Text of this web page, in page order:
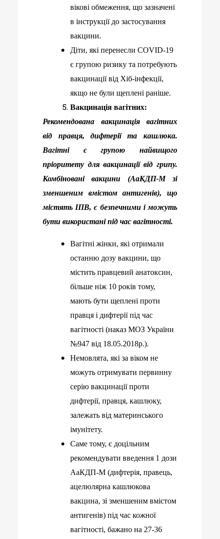
вікові обмеження, що зазначені
в інструкції до застосування
вакцини.
Діти, які перенеслиCOVID-19
є групою ризику та потребують
вакцинації від Хіб-інфекції,
якщо не були щеплені раніше.
Вакцинація вагітних:
Рекомендована вакцинація вагітних
від правця, дифтерії та кашлюка.
Вагітні є групою найвищого
пріоритету для вакцинації від грипу.
Комбіновані вакцини (АаКДП-Mзі
зменшеним вмістом антигенів), що
містять ІПВ, є безпечними і можуть
бути використані під час вагітності.
Вагітні жінки, які отримали
останню дозу вакцини, що
містить правцевий анатоксин,
більше ніж 10 років тому,
мають бути щеплені проти
правця і дифтерії під час
вагітності (наказ МОЗ України
№947 від 18.05.2018р.).
Немовлята, які за віком не
можуть отримувати первинну
серію вакцинації проти
дифтерії, правця, кашлюку,
залежать від материнського
імунітету.
Саме тому, є доцільним
рекомендувати введення 1 дози
АаКДП-М (дифтерія, правець,
ацелюлярна кашлюкова
вакцина, зі зменшеним вмістом
антигенів) під час кожної
вагітності, бажано на 27-36